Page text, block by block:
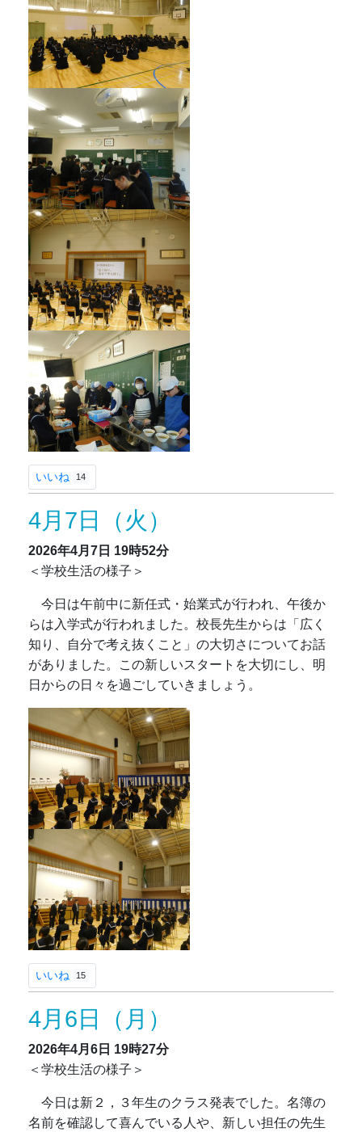
いいね 14
4月7日（火）
2026年4月7日 19時52分
＜学校生活の様子＞
今日は午前中に新任式・始業式が行われ、午後か
らは入学式が行われました。校長先生からは「広く
知り、自分で考え抜くこと」の大切さについてお話
がありました。この新しいスタートを大切にし、明
日からの日々を過ごしていきましょう。
いいね 15
4月6日（月）
2026年4月6日 19時27分
＜学校生活の様子＞
今日は新２，３年生のクラス発表でした。名簿の
名前を確認して喜んでいる人や、新しい担任の先生